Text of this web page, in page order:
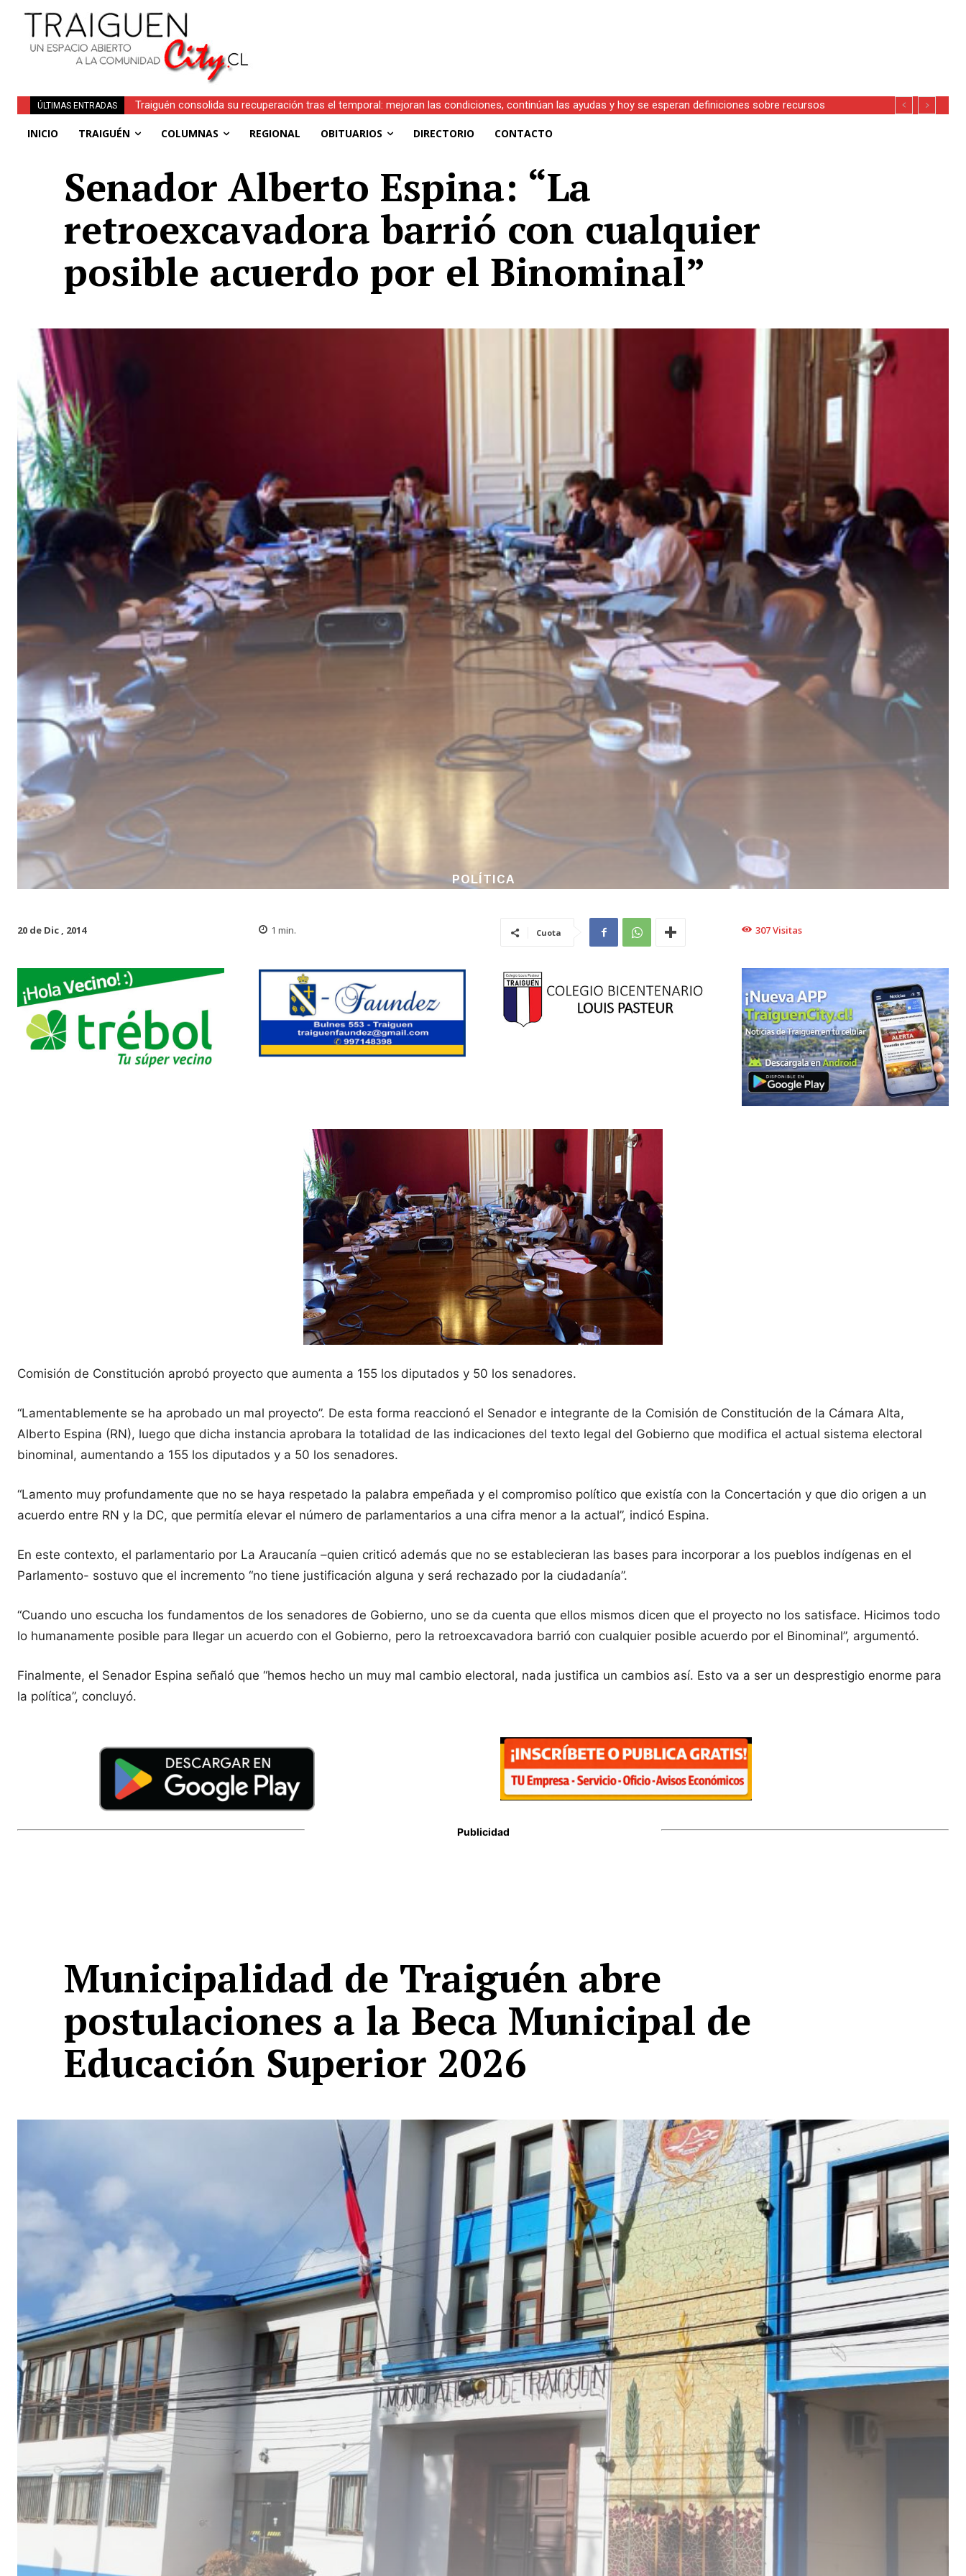
ÚLTIMAS ENTRADAS Obituario | Inés Faundez Linero (Q.E.P.D.)
INICIO TRAIGUÉN COLUMNAS REGIONAL OBITUARIOS DIRECTORIO CONTACTO
Senador Alberto Espina: “La
retroexcavadora barrió con cualquier
posible acuerdo por el Binominal”
POLÍTICA
20 de Dic , 2014 1 min. Cuota 307Visitas
Comisión de Constitución aprobó proyecto que aumenta a 155 los diputados y 50 los senadores.
“Lamentablemente se ha aprobado un mal proyecto”. De esta forma reaccionó el Senador e integrante de la Comisión de Constitución de la Cámara Alta,
Alberto Espina (RN), luego que dicha instancia aprobara la totalidad de las indicaciones del texto legal del Gobierno que modifica el actual sistema electoral
binominal, aumentando a 155 los diputados y a 50 los senadores.
“Lamento muy profundamente que no se haya respetado la palabra empeñada y el compromiso político que existía con la Concertación y que dio origen a un
acuerdo entre RN y la DC, que permitía elevar el número de parlamentarios a una cifra menor a la actual”, indicó Espina.
En este contexto, el parlamentario por La Araucanía –quien criticó además que no se establecieran las bases para incorporar a los pueblos indígenas en el
Parlamento- sostuvo que el incremento “no tiene justificación alguna y será rechazado por la ciudadanía”.
“Cuando uno escucha los fundamentos de los senadores de Gobierno, uno se da cuenta que ellos mismos dicen que el proyecto no los satisface. Hicimos todo
lo humanamente posible para llegar un acuerdo con el Gobierno, pero la retroexcavadora barrió con cualquier posible acuerdo por el Binominal”, argumentó.
Finalmente, el Senador Espina señaló que “hemos hecho un muy mal cambio electoral, nada justifica un cambios así. Esto va a ser un desprestigio enorme para
la política”, concluyó.
Publicidad